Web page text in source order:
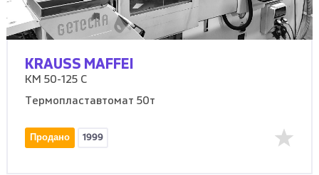
KRAUSS MAFFEI
KM 50-125 C
Термопластавтомат 50т
Продано 1999